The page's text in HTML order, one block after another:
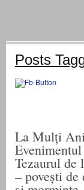
Posts
La Mulți
Tezaurul
– povești